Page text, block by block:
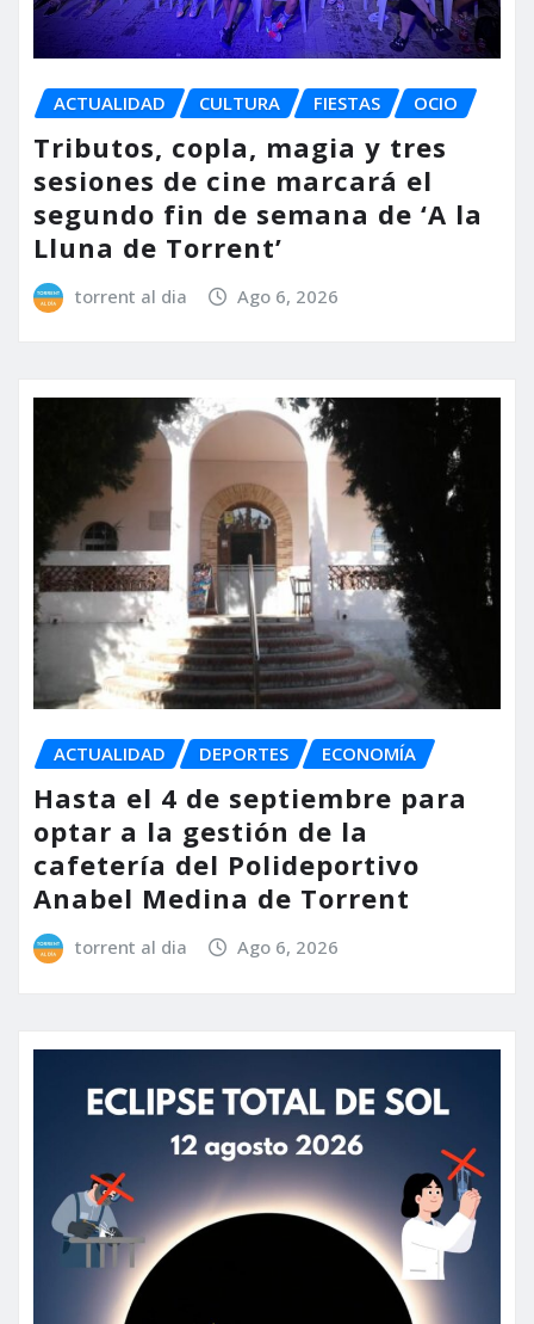
ACTUALIDAD CULTURA FIESTAS OCIO
Tributos, copla, magia y tres
sesiones de cine marcará el
segundo fin de semana de ‘A la
Lluna de Torrent’
torrent al dia Ago 6, 2026
ACTUALIDAD DEPORTES ECONOMÍA
Hasta el 4 de septiembre para
optar a la gestión de la
cafetería del Polideportivo
Anabel Medina de Torrent
torrent al dia Ago 6, 2026